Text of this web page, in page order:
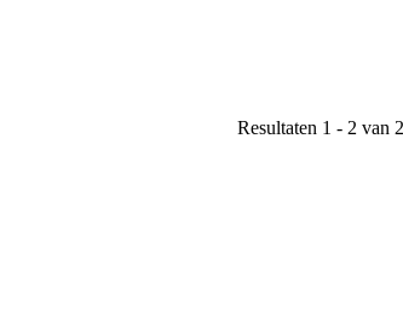
Resultaten 1 - 2 van 2